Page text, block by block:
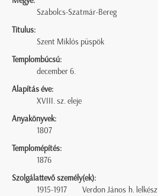
Szabolcs-Szatmár-Bereg
Titulus:
Szent Miklós püspök
Templombúcsú:
december 6.
Alapítás éve:
XVIII. sz. eleje
Anyakönyvek:
1807
Templomépítés:
1876
Szolgálattevő személy(ek):
1915-1917
Verdon János h. lelkész